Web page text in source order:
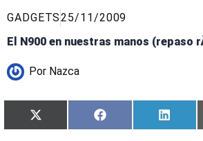
GADGETS25/11/2009
El N900 en nuestras manos (repaso
Por Nazca
Compartir
en
X
(Twitter)
Compartir
en
Facebook
en